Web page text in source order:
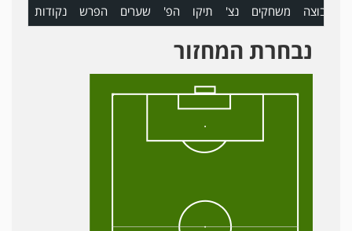
קבוצה משחקים נצ' תיקו הפ' שערים הפרש נקודות
נבחרת המחזור